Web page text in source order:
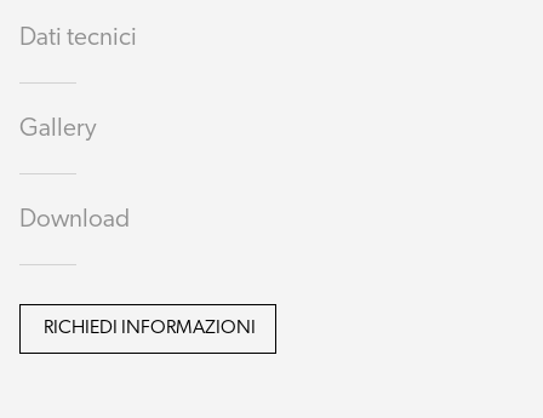
Dati tecnici
Gallery
Download
RICHIEDI INFORMAZIONI